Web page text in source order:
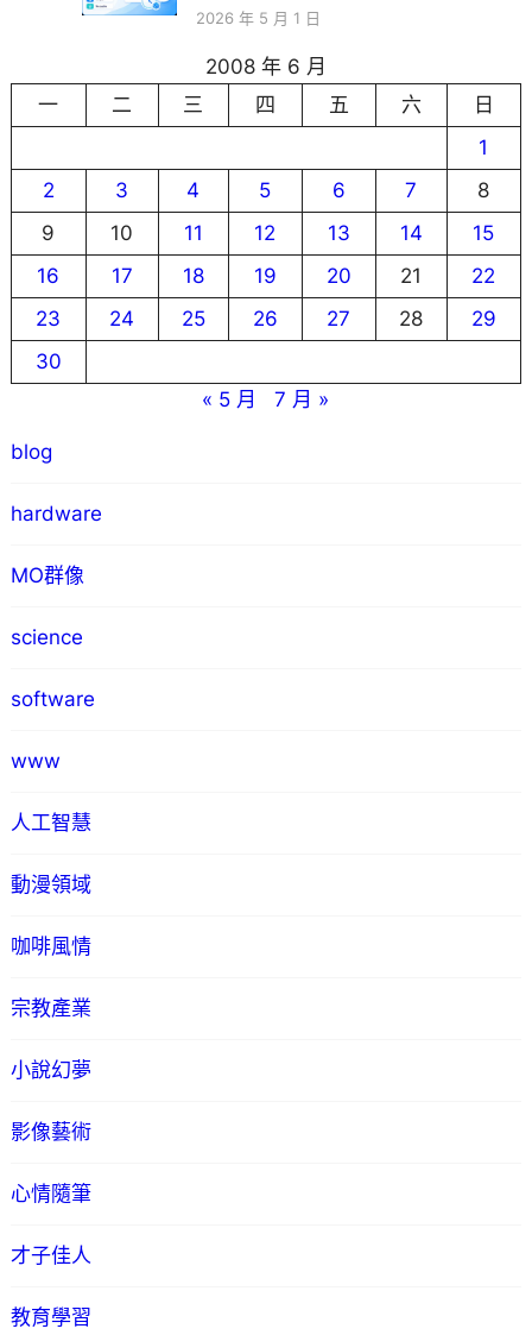
2026 年 5 月 1 日
2008 年 6 月
一
二 三 四 五 六
日
1
2
3 4 5 6 7
8
9
10 11 12 13 14
15
16
17 18 19 20 21
22
23
24 25 26 27 28
29
30
« 5 月
7 月 »
blog
hardware
MO群像
science
software
www
人工智慧
動漫領域
咖啡風情
宗教產業
小說幻夢
影像藝術
心情隨筆
才子佳人
教育學習